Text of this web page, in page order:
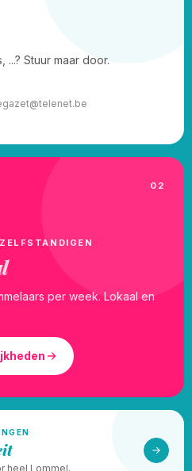
Stuur maar door.
02
per week. Lokaal en
heel Lommel.